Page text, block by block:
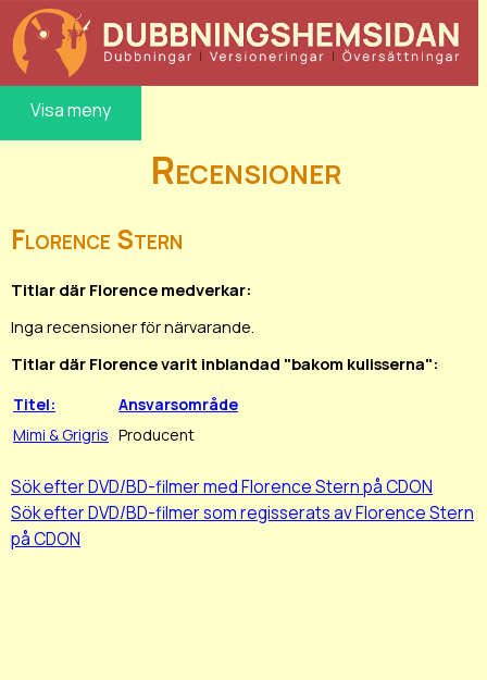
Visa meny
Recensioner
Florence Stern
Titlar där Florence medverkar:
Inga recensioner för närvarande.
Titlar där Florence varit inblandad "bakom kulisserna":
Titel:
Ansvarsområde
Mimi & Grigris Producent
Sök efter DVD/BD-filmer med Florence Stern på CDON
Sök efter DVD/BD-filmer som regisserats av Florence Stern
på CDON